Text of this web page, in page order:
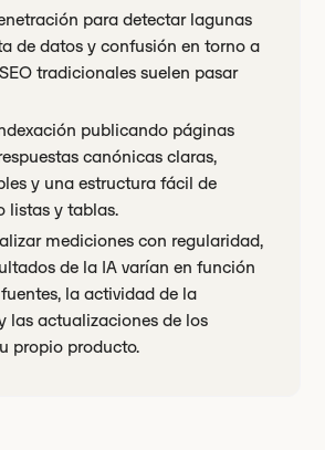
para detectar lagunas
de datos y confusión en torno a
tradicionales suelen pasar
publicando páginas
canónicas claras,
y una estructura fácil de
listas y tablas.
mediciones con regularidad,
de la IA varían en función
la actividad de la
las actualizaciones de los
propio producto.